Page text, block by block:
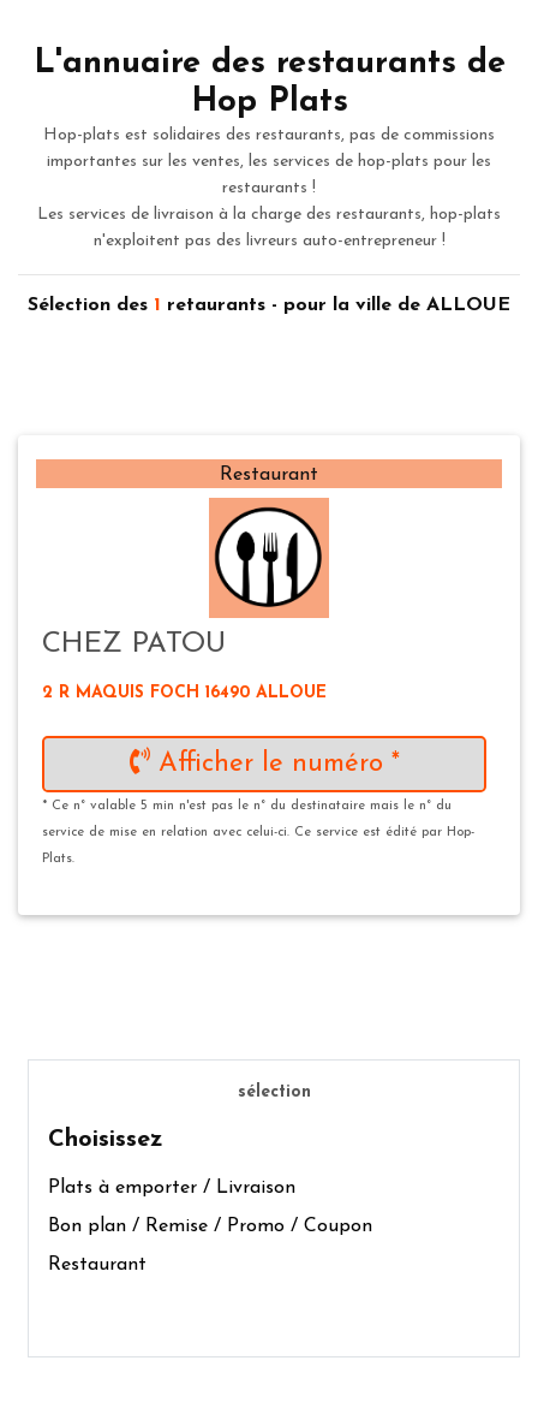
L'annuaire des restaurants de
Hop Plats
Hop-plats est solidaires des restaurants, pas de commissions
importantes sur les ventes, les services de hop-plats pour les
restaurants !
Les services de livraison à la charge des restaurants, hop-plats
n'exploitent pas des livreurs auto-entrepreneur !
Sélection des 1 retaurants - pour la ville de ALLOUE
Restaurant
CHEZ PATOU
2 R MAQUIS FOCH 16490 ALLOUE
Afficher le numéro *
* Ce n° valable 5 min n'est pas le n° du destinataire mais le n° du
service de mise en relation avec celui-ci. Ce service est édité par Hop-
Plats.
sélection
Choisissez
Plats à emporter / Livraison
Bon plan / Remise / Promo / Coupon
Restaurant